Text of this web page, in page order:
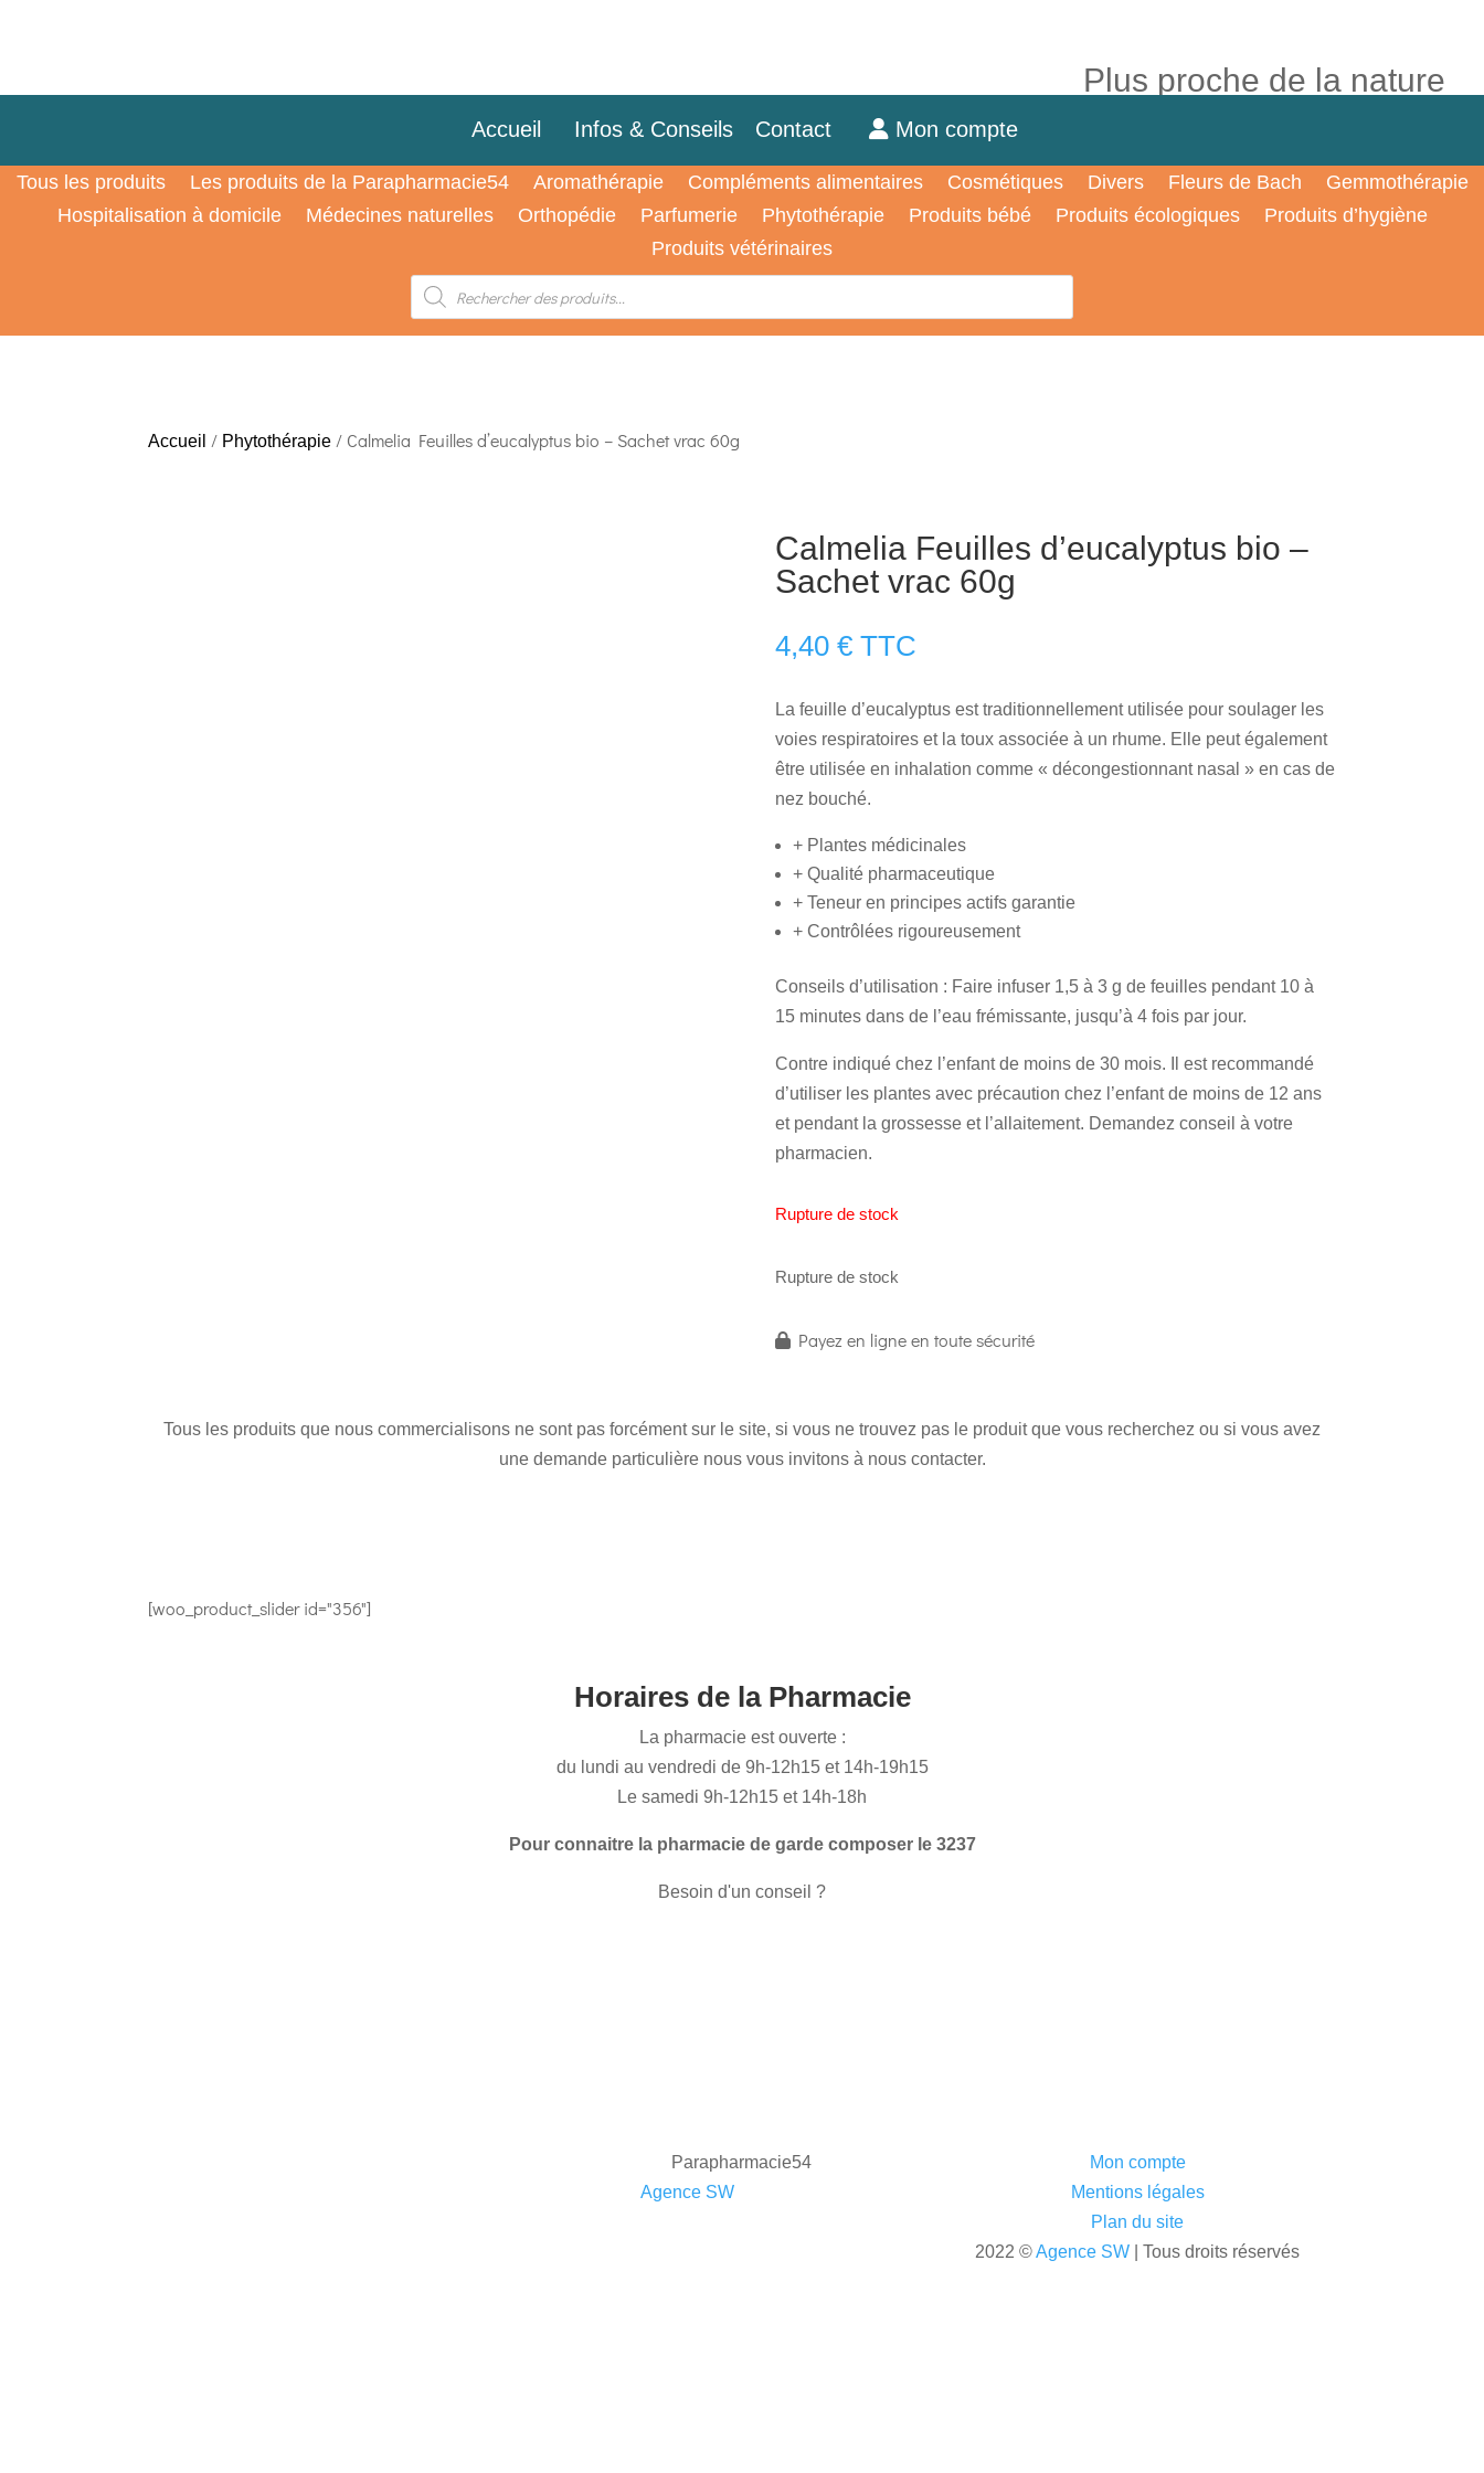
Plus proche de la nature
Accueil Infos & Conseils Contact Mon compte
Tous les produits Les produits de la Parapharmacie54 Aromathérapie Compléments alimentaires Cosmétiques Divers Fleurs de Bach
Gemmothérapie
Hospitalisation à domicile
Médecines naturelles Orthopédie Parfumerie Phytothérapie Produits bébé Produits écologiques
Produits d’hygiène
Produits vétérinaires
Recherche
produits
Accueil / Phytothérapie / Calmelia Feuilles d’eucalyptus bio – Sachet vrac 60g
Calmelia Feuilles d’eucalyptus bio –
Sachet vrac 60g
4,40 € TTC
La feuille d’eucalyptus est traditionnellement utilisée pour soulager les
voies respiratoires et la toux associée à un rhume. Elle peut également
être utilisée en inhalation comme « décongestionnant nasal » en cas de
nez bouché.
+ Plantes médicinales
+ Qualité pharmaceutique
+ Teneur en principes actifs garantie
+ Contrôlées rigoureusement
Conseils d’utilisation : Faire infuser 1,5 à 3 g de feuilles pendant 10 à
15 minutes dans de l’eau frémissante, jusqu’à 4 fois par jour.
Contre indiqué chez l’enfant de moins de 30 mois. Il est recommandé
d’utiliser les plantes avec précaution chez l’enfant de moins de 12 ans
et pendant la grossesse et l’allaitement. Demandez conseil à votre
pharmacien.
Rupture de stock
Rupture de stock
Payez en ligne en toute sécurité
Tous les produits que nous commercialisons ne sont pas forcément sur le site, si vous ne trouvez pas le produit que vous recherchez ou si vous avez
une demande particulière nous vous invitons à nous contacter.
[woo_product_slider id="356"]
Horaires de la Pharmacie
La pharmacie est ouverte :
du lundi au vendredi de 9h-12h15 et 14h-19h15
Le samedi 9h-12h15 et 14h-18h
Pour connaitre la pharmacie de garde composer le 3237
Besoin d'un conseil ?
Parapharmacie54
Agence SW| Tous droits réservés
Mon compte
Mentions légales
Plan du site
2022 ©Agence SW | Tous droits réservés